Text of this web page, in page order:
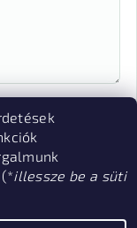
Ön
tesz és
az
illessze be a süti